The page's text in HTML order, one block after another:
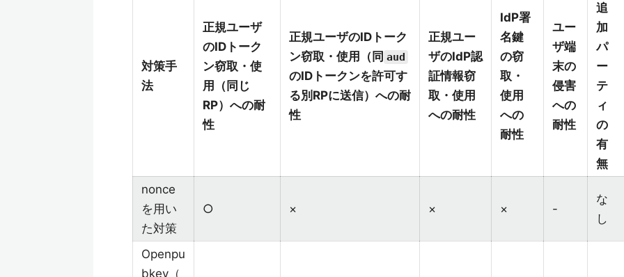
対策手
法
正規ユーザ
のIDトーク
ン窃取・使
用（同じ
RP）への耐
性
正規ユーザのIDトーク
ン窃取・使用（同 aud
のIDトークンを許可す
る別RPに送信）への耐
性
正規ユー
ザのIdP認
証情報窃
取・使用
への耐性
IdP署
名鍵
の窃
取・
使用
への
耐性
ユー
ザ端
末の
侵害
への
耐性
追
加
パ
ー
テ
ィ
の
有
無
nonce
を用い
た対策
○ × × × -
な
し
Openpu
bkey（